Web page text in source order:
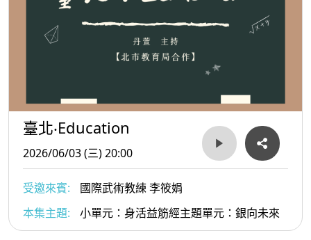
臺北‧Education
2026/06/03 (三) 20:00
受邀來賓:
國際武術教練 李筱娟
本集主題:
小單元：身活益筋經主題單元：銀向未來